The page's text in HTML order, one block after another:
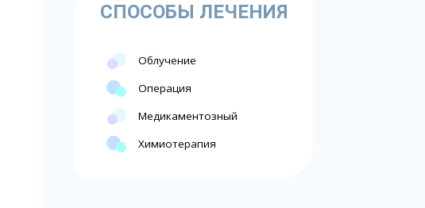
СПОСОБЫ ЛЕЧЕНИЯ
Облучение
Операция
Медикаментозный
Химиотерапия